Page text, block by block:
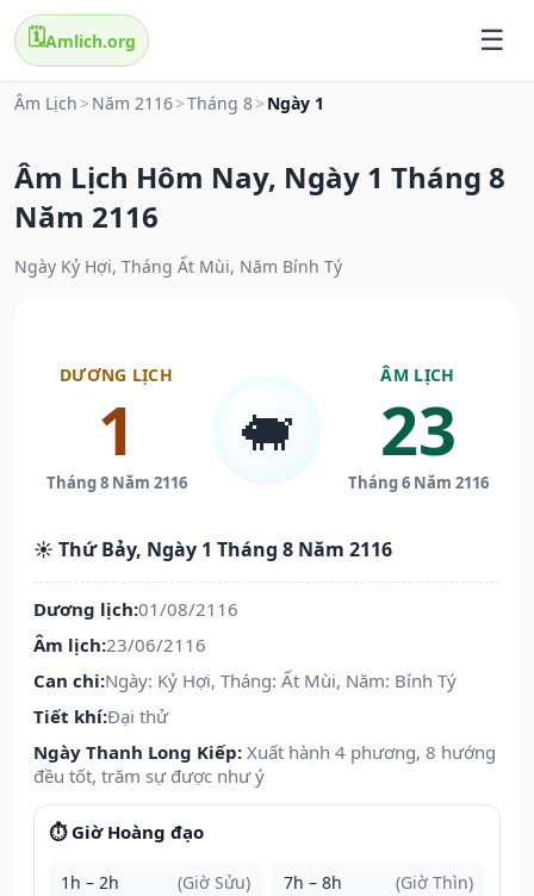
🗓️Amlich.org
Âm Lịch > Năm 2116>Tháng 8> Ngày 1
Âm Lịch Hôm Nay, Ngày 1 Tháng 8
Năm 2116
Ngày Kỷ Hợi, Tháng Ất Mùi, Năm Bính Tý
DƯƠNG LỊCH
1
Tháng 8 Năm 2116
🐖
ÂM LỊCH
23
Tháng 6 Năm 2116
☀️ Thứ Bảy, Ngày 1 Tháng 8 Năm 2116
Dương lịch:01/08/2116
Âm lịch:23/06/2116
Can chi:Ngày: Kỷ Hợi, Tháng: Ất Mùi, Năm: Bính Tý
Tiết khí:Đại thử
Ngày Thanh Long Kiếp: Xuất hành 4 phương, 8 hướng
đều tốt, trăm sự được như ý
⏱️ Giờ Hoàng đạo
1h – 2h (Giờ Sửu) 7h – 8h (Giờ Thìn)